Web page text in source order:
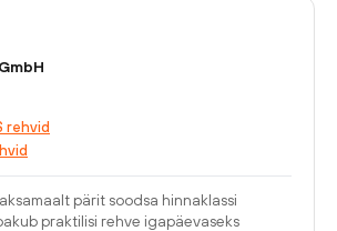
rehvid
pärit soodsa hinnaklassi
praktilisi rehve igapäevaseks